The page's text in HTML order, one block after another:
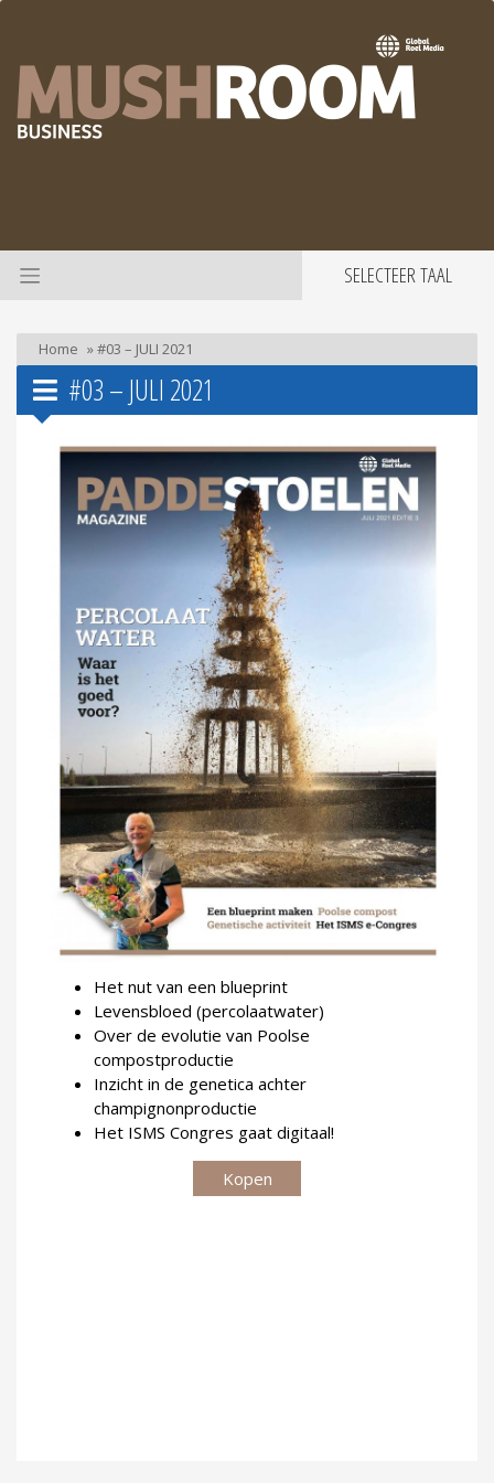
SELECTEER TAAL
Home »#03 – JULI 2021
#03 – JULI 2021
Het nut van een blueprint
Levensbloed (percolaatwater)
Over de evolutie van Poolse
compostproductie
Inzicht in de genetica achter
champignonproductie
Het ISMS Congres gaat digitaal!
Kopen